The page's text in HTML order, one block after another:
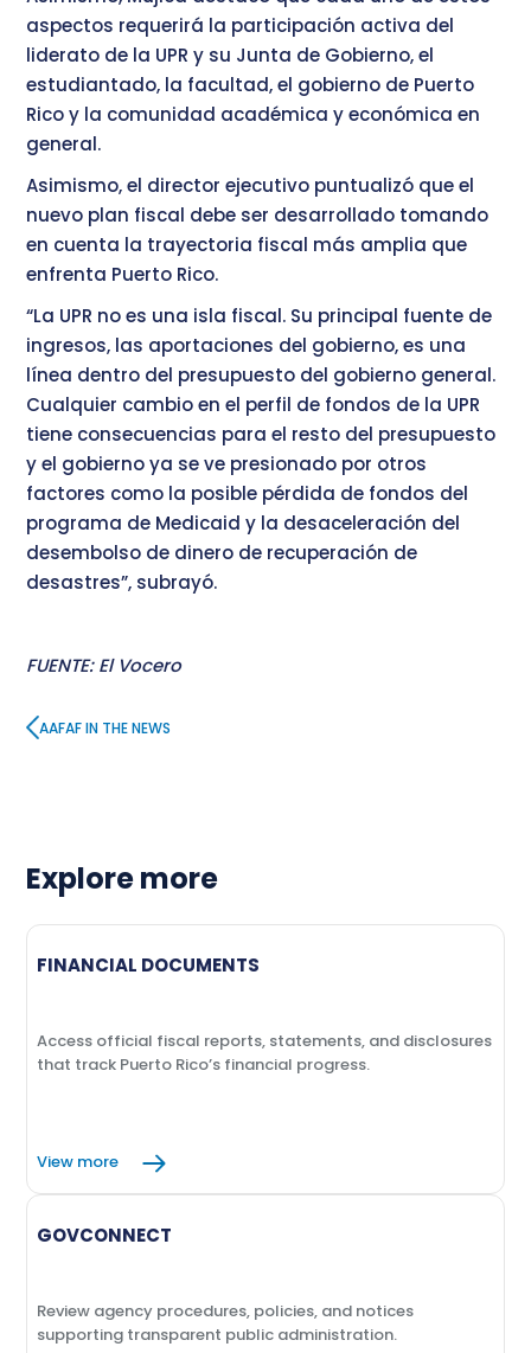
aspectos requerirá la participación activa del
liderato de la UPR y su Junta de Gobierno, el
estudiantado, la facultad, el gobierno de Puerto
Rico y la comunidad académica y económica en
general.
Asimismo, el director ejecutivo puntualizó que el
nuevo plan fiscal debe ser desarrollado tomando
en cuenta la trayectoria fiscal más amplia que
enfrenta Puerto Rico.
“La UPR no es una isla fiscal. Su principal fuente de
ingresos, las aportaciones del gobierno, es una
línea dentro del presupuesto del gobierno general.
Cualquier cambio en el perfil de fondos de la UPR
tiene consecuencias para el resto del presupuesto
y el gobierno ya se ve presionado por otros
factores como la posible pérdida de fondos del
programa de Medicaid y la desaceleración del
desembolso de dinero de recuperación de
desastres”, subrayó.
FUENTE: El Vocero
AAFAF IN THE NEWS
Explore more
FINANCIAL DOCUMENTS
Access official fiscal reports, statements, and disclosures
that track Puerto Rico’s financial progress.
View more
GOVCONNECT
Review agency procedures, policies, and notices
supporting transparent public administration.